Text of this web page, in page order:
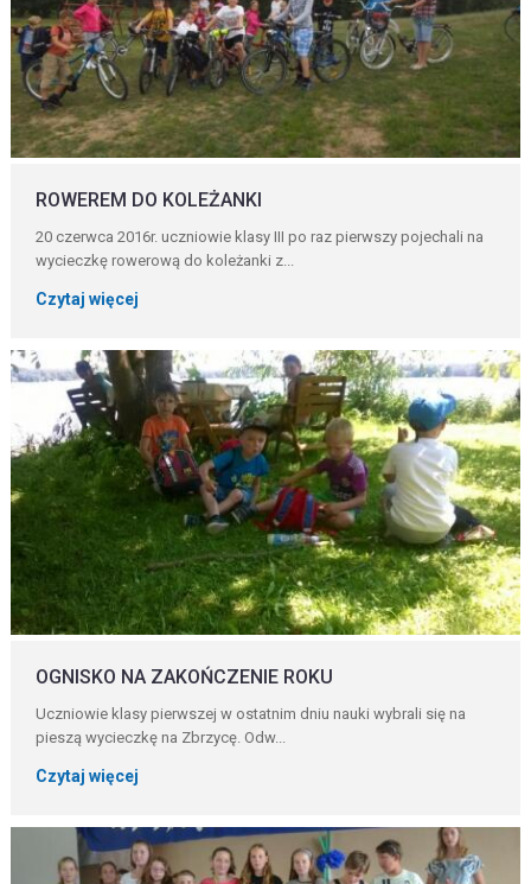
ROWEREM DO KOLEŻANKI
20 czerwca 2016r. uczniowie klasy III po raz pierwszy pojechali na
wycieczkę rowerową do koleżanki z...
Czytaj więcej
OGNISKO NA ZAKOŃCZENIE ROKU
Uczniowie klasy pierwszej w ostatnim dniu nauki wybrali się na
pieszą wycieczkę na Zbrzycę. Odw...
Czytaj więcej